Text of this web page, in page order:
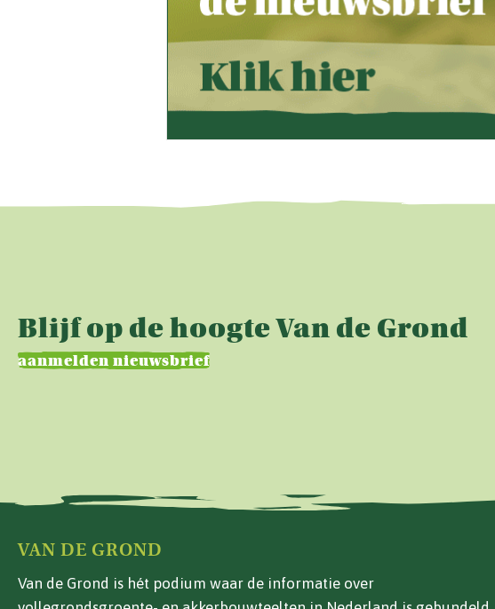
Blijf op de hoogte Van de Grond
aanmelden nieuwsbrief
VAN DE GROND
Van de Grond is hét podium waar de informatie over